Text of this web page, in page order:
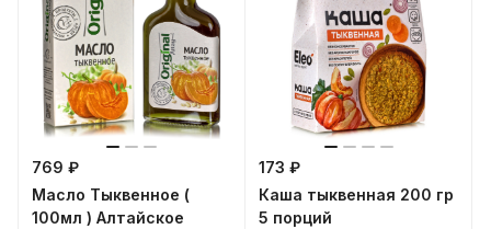
769 ₽
Масло Тыквенное (
100мл ) Алтайское
173 ₽
Каша тыквенная 200 гр
5 порций